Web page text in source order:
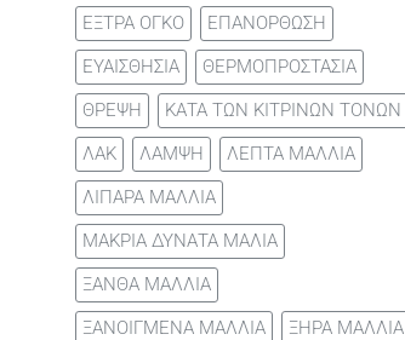
ΕΞΤΡΑ ΟΓΚΟ
ΕΠΑΝΟΡΘΩΣΗ
ΕΥΑΙΣΘΗΣΙΑ
ΘΕΡΜΟΠΡΟΣΤΑΣΙΑ
ΘΡΕΨΗ
ΚΑΤΑ ΤΩΝ ΚΙΤΡΙΝΩΝ ΤΟΝΩΝ
ΛΑΚ
ΛΑΜΨΗ
ΛΕΠΤΑ ΜΑΛΛΙΑ
ΛΙΠΑΡΑ ΜΑΛΛΙΑ
ΜΑΚΡΙΑ ΔΥΝΑΤΑ ΜΑΛΙΑ
ΞΑΝΘΑ ΜΑΛΛΙΑ
ΞΑΝΟΙΓΜΕΝΑ ΜΑΛΛΙΑ
ΞΗΡΑ ΜΑΛΛΙΑ